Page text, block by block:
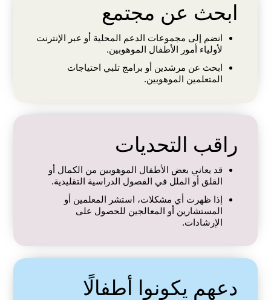
ابحث عن مجتمع
انضم إلى مجموعات الدعم المحلية أو عبر الإنترنت
لأولياء أمور الأطفال الموهوبين.
ابحث عن مرشدين أو برامج تلبي احتياجات
المتعلمين الموهوبين.
راقب التحديات
قد يعاني بعض الأطفال الموهوبين من الكمال أو
القلق أو الملل في الفصول الدراسية التقليدية.
إذا ظهرت أي مشكلات، استشر المعلمين أو
المستشارين أو المعالجين للحصول على
الإرشادات.
دعهم يكونوا أطفالًا